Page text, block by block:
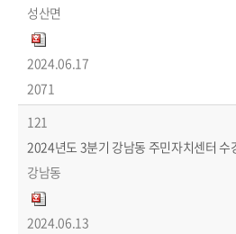
성산면
2024.06.17
2071
121
2024년도 3분기 강남동 주민자치센터 수
강남동
2024.06.13